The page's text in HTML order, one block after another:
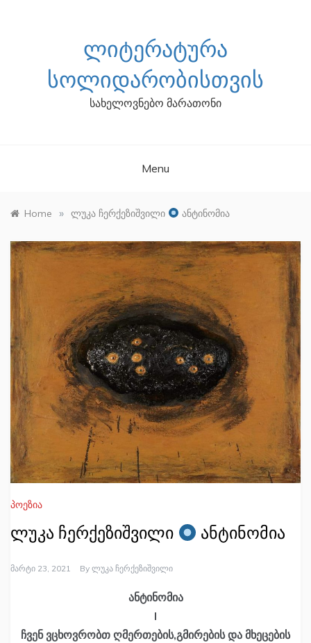
ᲚᲘᲢᲔᲠᲐᲢᲣᲠᲐ
ᲡᲝᲚᲘᲓᲐᲠᲝᲑᲘᲡᲗᲕᲘᲡ
სახელოვნებო მარათონი
Menu
Home » ლუკა ჩერქეზიშვილი ანტინომია
პოეზია
ლუკა ჩერქეზიშვილი ანტინომია
Მარტი 23, 2021 By Ლუკა Ჩერქეზიშვილი
ანტინომია
I
ჩვენ ვცხოვრობთ ღმერთების,გმირების და მხეცების